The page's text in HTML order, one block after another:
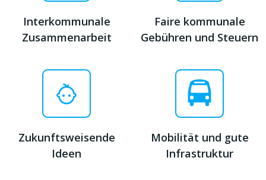
Interkommunale
Zusammenarbeit
Faire kommunale
Gebühren und Steuern
Zukunftsweisende
Ideen
Mobilität und gute
Infrastruktur